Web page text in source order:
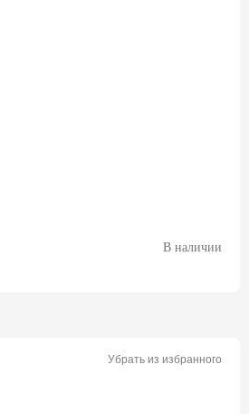
В наличии
Убрать из избранного